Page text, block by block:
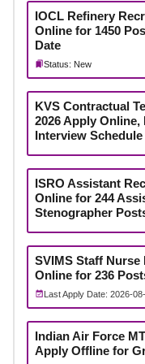
IOCL Refinery
Online for 1450
Date
Status: New
KVS Contractual
2026 Apply
Interview Schedule
ISRO Assistant
Online for 244
Stenographer
SVIMS Staff Nurse
Online for 236
Last Apply Date: 2026-
Indian Air Force
Apply Offline for